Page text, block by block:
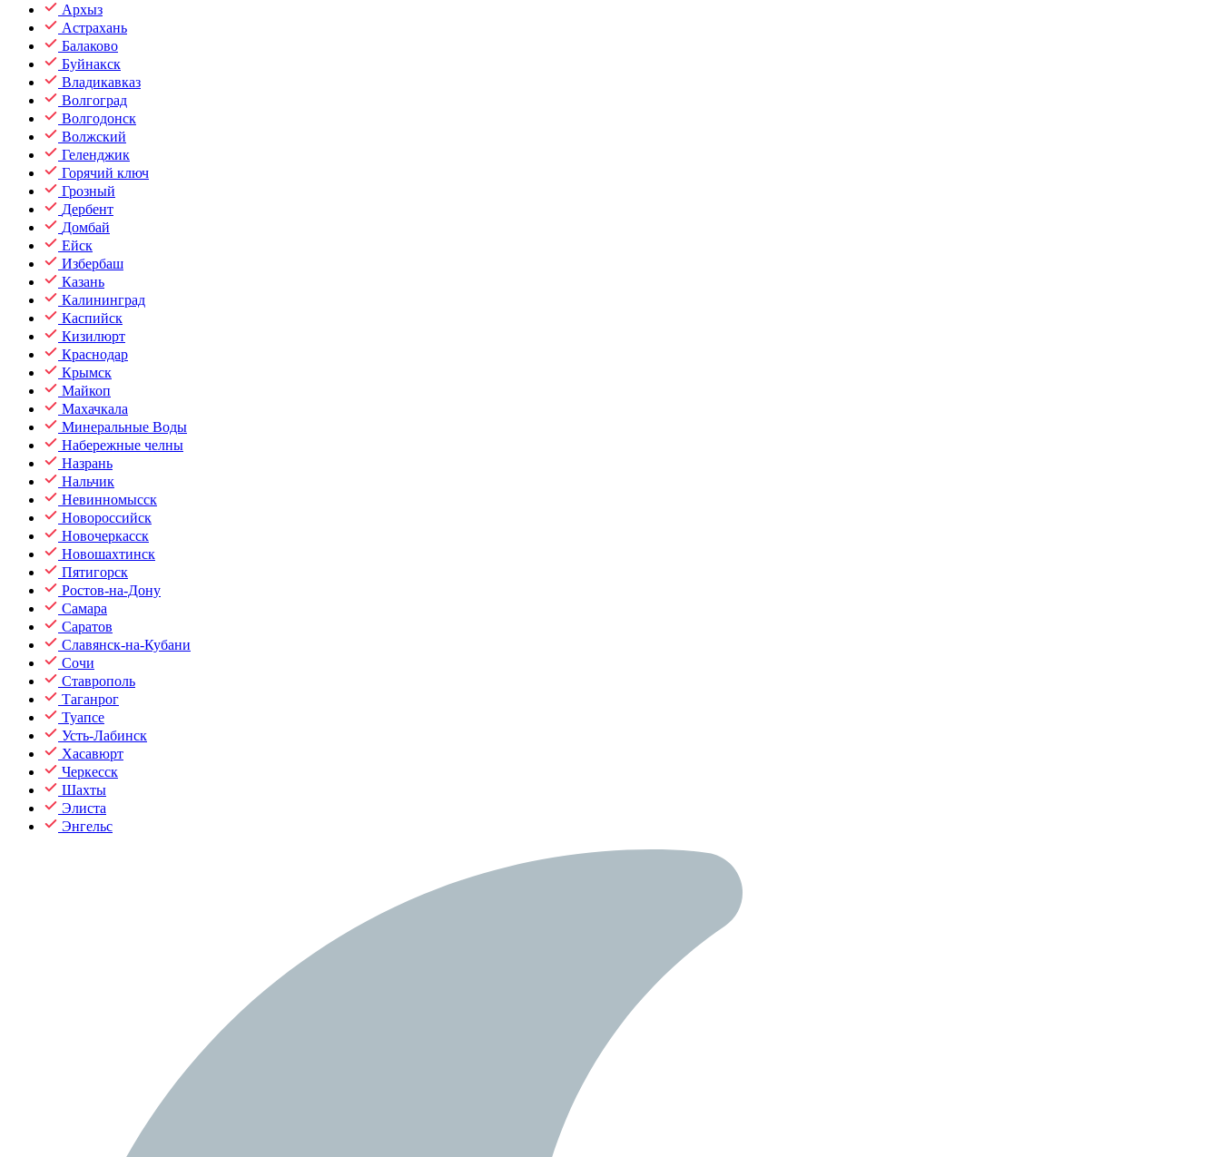
Архыз
Астрахань
Балаково
Буйнакск
Владикавказ
Волгоград
Волгодонск
Волжский
Геленджик
Горячий ключ
Грозный
Дербент
Домбай
Ейск
Избербаш
Казань
Калининград
Каспийск
Кизилюрт
Краснодар
Крымск
Майкоп
Махачкала
Минеральные Воды
Набережные челны
Назрань
Нальчик
Невинномысск
Новороссийск
Новочеркасск
Новошахтинск
Пятигорск
Ростов-на-Дону
Самара
Саратов
Славянск-на-Кубани
Сочи
Ставрополь
Таганрог
Туапсе
Усть-Лабинск
Хасавюрт
Черкесск
Шахты
Элиста
Энгельс